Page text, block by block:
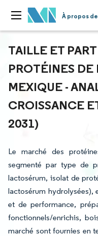
À propos
TAILLE ET
PROTÉINES DE
MEXIQUE -
CROISSANCE
2031)
Le marché des
segmenté par type de
lactosérum, isolat de
lactosérum
et de performance,
fonctionnels/enrichis,
marché sont fournies en